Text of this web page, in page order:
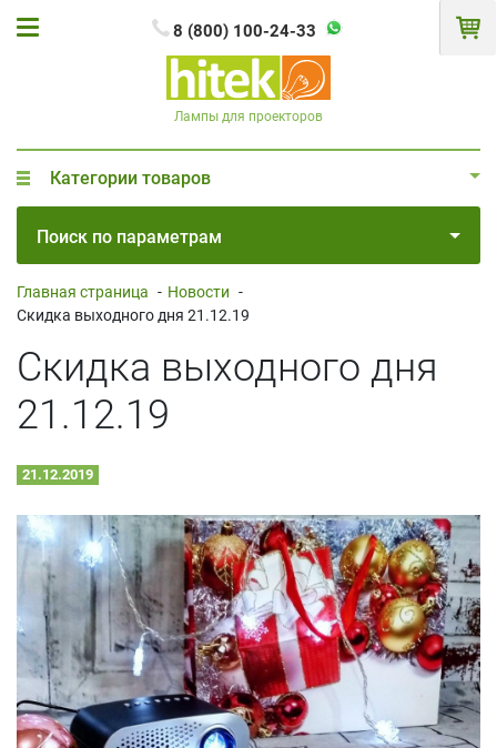
8 (800) 100-24-33
Лампы для проекторов
Категории товаров
Поиск по параметрам
Главная страница - Новости -
Скидка выходного дня 21.12.19
Скидка выходного дня
21.12.19
21.12.2019